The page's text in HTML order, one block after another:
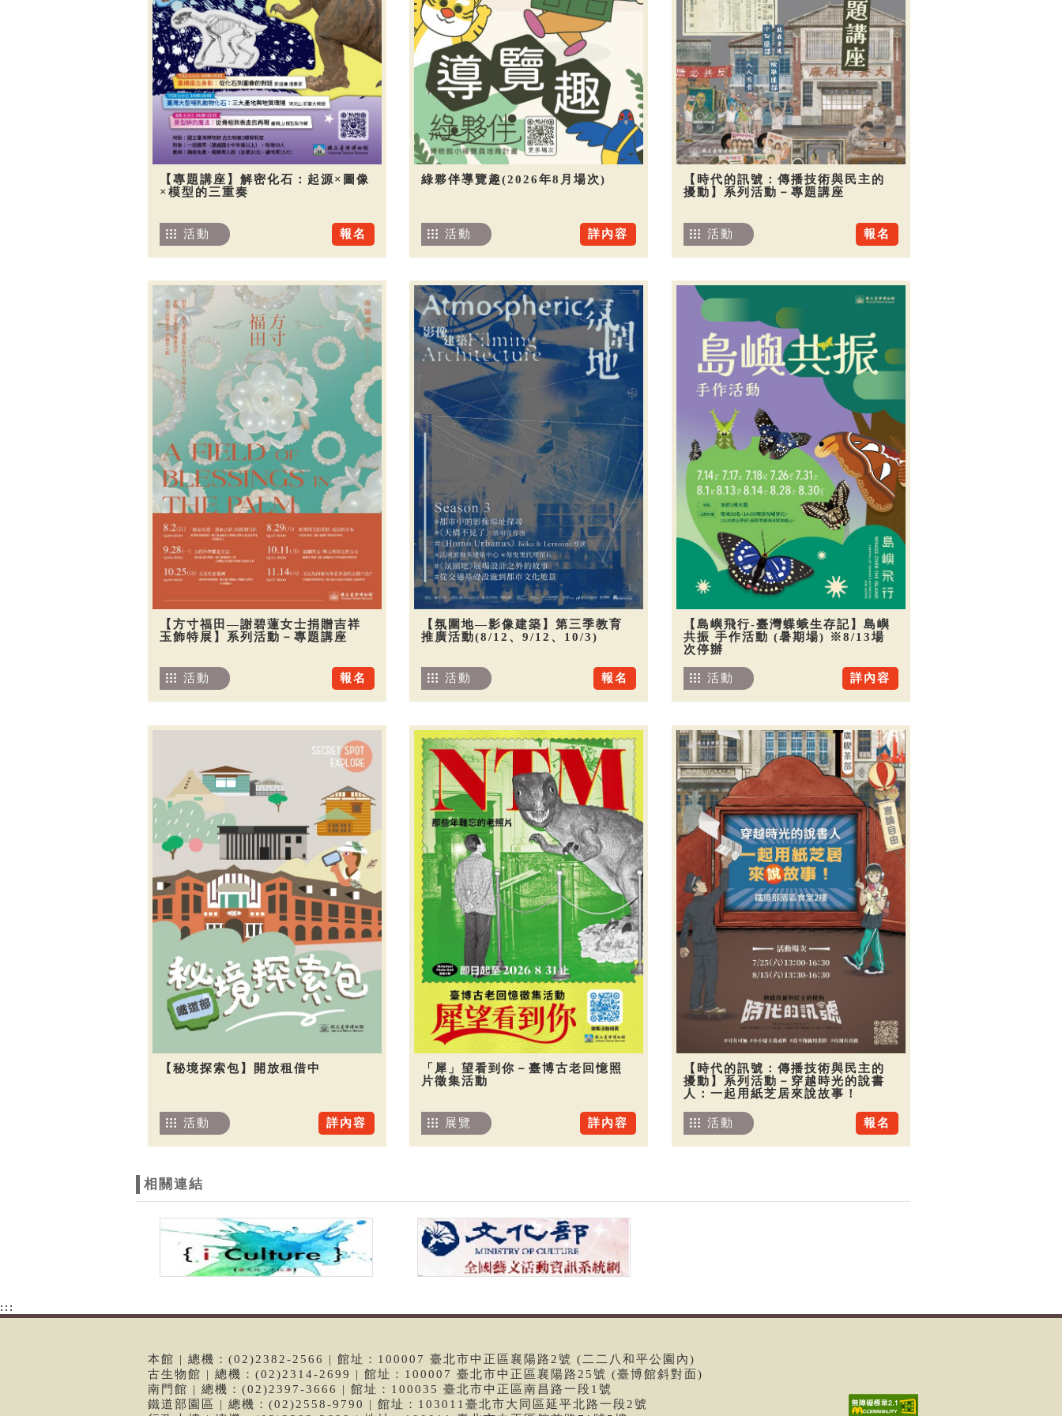
【專題講座】解密化石：起源×圖像
×模型的三重奏
報名
活動
綠夥伴導覽趣(2026年8月場次)
詳內容
活動
【時代的訊號：傳播技術與民主的
擾動】系列活動－專題講座
報名
活動
【方寸福田—謝碧蓮女士捐贈吉祥
玉飾特展】系列活動－專題講座
報名
活動
【氛圍地—影像建築】第三季教育
推廣活動(8/12、9/12、10/3)
報名
活動
【島嶼飛行-臺灣蝶蛾生存記】島嶼
共振 手作活動 (暑期場) ※8/13場
次停辦
詳內容
活動
【秘境探索包】開放租借中
詳內容
活動
「犀」望看到你－臺博古老回憶照
片徵集活動
詳內容
展覽
【時代的訊號：傳播技術與民主的
擾動】系列活動－穿越時光的說書
人：一起用紙芝居來說故事！
報名
活動
相關連結
:::
本館 | 總機：(02)2382-2566 | 館址：100007 臺北市中正區襄陽路2號 (二二八和平公園內)
古生物館 | 總機：(02)2314-2699 | 館址：100007 臺北市中正區襄陽路25號 (臺博館斜對面)
南門館 | 總機：(02)2397-3666 | 館址：100035 臺北市中正區南昌路一段1號
鐵道部園區 | 總機：(02)2558-9790 | 館址：103011臺北市大同區延平北路一段2號